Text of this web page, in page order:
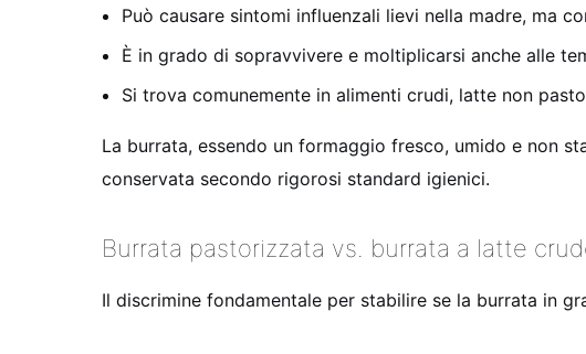
Può causare sintomi influenzali lievi nella madre, ma
È in grado di sopravvivere e moltiplicarsi anche alle
Si trova comunemente in alimenti crudi, latte non
La burrata, essendo un formaggio fresco, umido e non
conservata secondo rigorosi standard igienici.
Burrata pastorizzata vs. burrata a latte
Il discrimine fondamentale per stabilire se la burrata in